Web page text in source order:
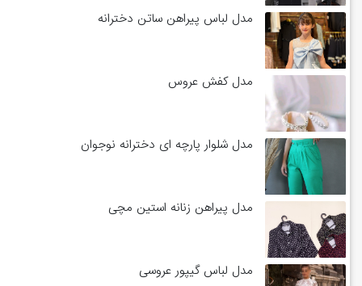
مدل لباس پیراهن ساتن دخترانه
مدل کفش عروس
مدل شلوار پارچه ای دخترانه نوجوان
مدل پیراهن زنانه استین مچی
مدل لباس گیپور عروسی